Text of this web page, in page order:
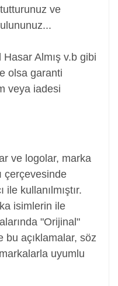
ve
Hasar Almış v.b gibi
olsa garanti
veya iadesi
ve logolar, marka
çerçevesinde
kullanılmıştır.
isimlerin ile
"Orijinal"
bu açıklamalar, söz
uyumlu